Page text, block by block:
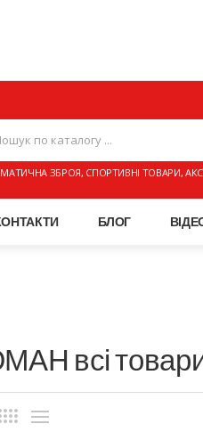
ЗБРОЯ, СПОРТИВНІ ТОВАРИ,
БЛОГ
всі